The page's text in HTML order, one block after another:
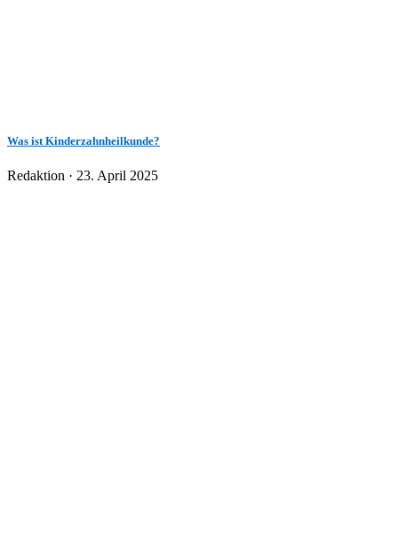
Was ist Kinderzahnheilkunde?
Redaktion · Veröffentlicht
23. April 2025